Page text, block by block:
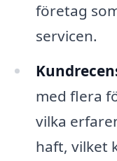
företag
servicen.
med flera
vilka
haft, vilket